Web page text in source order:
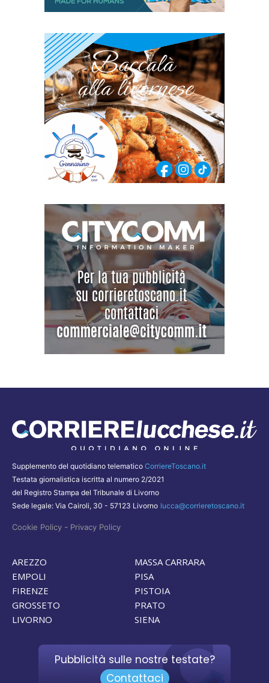
Supplemento del quotidiano telematico CorriereToscano.it
Testata giornalistica iscritta al numero 2/2021
del Registro Stampa del Tribunale di Livorno
Sede legale: Via Cairoli, 30 - 57123 Livorno lucca@corrieretoscano.it
Cookie Policy - Privacy Policy
AREZZO
EMPOLI
FIRENZE
GROSSETO
LIVORNO
MASSA CARRARA
PISA
PISTOIA
PRATO
SIENA
Pubblicità sulle nostre testate?
Contattaci